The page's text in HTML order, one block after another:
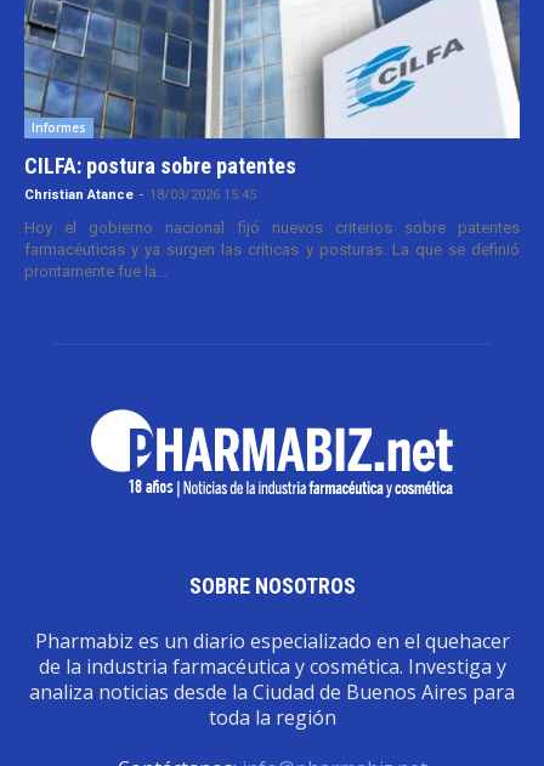
Informes
CILFA: postura sobre patentes
Christian Atance - 18/03/2026 15:45
Hoy el gobierno nacional fijó nuevos criterios sobre patentes
farmacéuticas y ya surgen las críticas y posturas. La que se definió
prontamente fue la...
SOBRE NOSOTROS
Pharmabiz es un diario especializado en el quehacer
de la industria farmacéutica y cosmética. Investiga y
analiza noticias desde la Ciudad de Buenos Aires para
toda la región